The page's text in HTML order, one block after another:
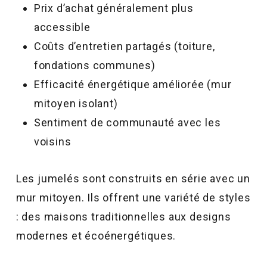
Prix d’achat généralement plus
accessible
Coûts d’entretien partagés (toiture,
fondations communes)
Efficacité énergétique améliorée (mur
mitoyen isolant)
Sentiment de communauté avec les
voisins
Les jumelés sont construits en série avec un
mur mitoyen. Ils offrent une variété de styles
: des maisons traditionnelles aux designs
modernes et écoénergétiques.